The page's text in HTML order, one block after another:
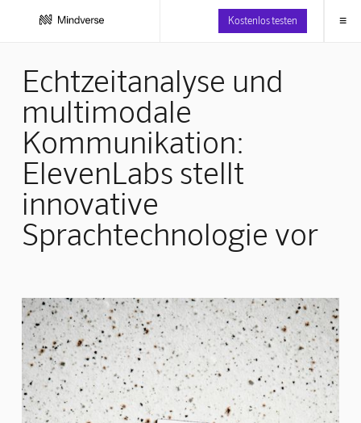
Kostenlos testen ≡
Echtzeitanalyse und
multimodale
Kommunikation:
ElevenLabs stellt
innovative
Sprachtechnologie vor